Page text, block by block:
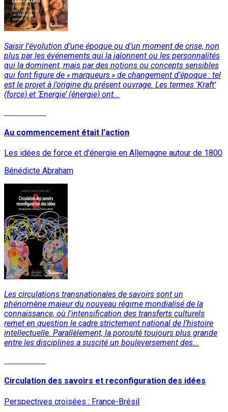
Saisir l'évolution d’une époque ou d’un moment de crise, non
plus par les événements qui la jalonnent ou les personnalités
qui la dominent, mais par des notions ou concepts sensibles
qui font figure de « marqueurs » de changement d’époque : tel
est le projet à l’origine du présent ouvrage. Les termes 'Kraft’
(force) et ‘Energie’ (énergie) ont...
Au commencement était l'action
Les idées de force et d'énergie en Allemagne autour de 1800
Bénédicte Abraham
Les circulations transnationales de savoirs sont un
phénomène majeur du nouveau régime mondialisé de la
connaissance, où l'intensification des transferts culturels
remet en question le cadre strictement national de l’histoire
intellectuelle. Parallèlement, la porosité toujours plus grande
entre les disciplines a suscité un bouleversement des...
Circulation des savoirs et reconfiguration des idées
Perspectives croisées : France-Brésil